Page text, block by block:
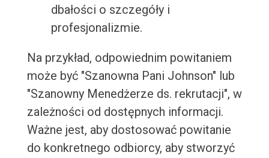
dbałości o szczegóły i
profesjonalizmie.
Na przykład, odpowiednim powitaniem
może być "Szanowna Pani Johnson" lub
"Szanowny Menedżerze ds. rekrutacji", w
zależności od dostępnych informacji.
Ważne jest, aby dostosować powitanie
do konkretnego odbiorcy, aby stworzyć